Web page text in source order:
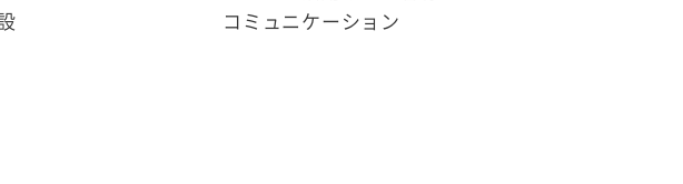
コミュニケーション